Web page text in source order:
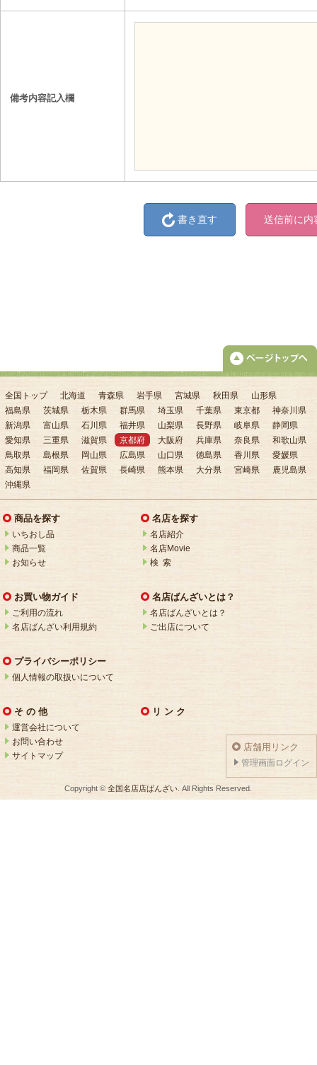
備考内容記入欄
書き直す 送信前に内
全国トップ 北海道 青森県 岩手県 宮城県 秋田県
山形県
福島県
茨城県 栃木県 群馬県 埼玉県 千葉県 東京都
神奈川県
新潟県
富山県 石川県 福井県 山梨県 長野県 岐阜県
静岡県
愛知県
三重県 滋賀県 京都府 大阪府 兵庫県 奈良県
和歌山県
鳥取県
島根県 岡山県 広島県 山口県 徳島県 香川県
愛媛県
高知県
福岡県 佐賀県 長崎県 熊本県 大分県 宮崎県
鹿児島県
沖縄県
商品を探す
いちおし品
商品一覧
お知らせ
名店を探す
名店紹介
名店Movie
検 索
お買い物ガイド
ご利用の流れ
名店ばんざい利用規約
名店ばんざいとは？
名店ばんざいとは？
ご出店について
プライバシーポリシー
個人情報の取扱いについて
そ の 他
運営会社について
お問い合わせ
サイトマップ
リ ン ク
店舗用リンク
管理画面ログイン
Copyright ©全国名店店ばんざい . All Rights Reserved.